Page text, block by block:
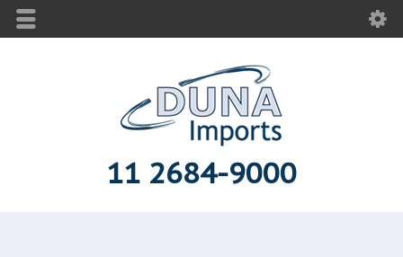
11 2684-9000